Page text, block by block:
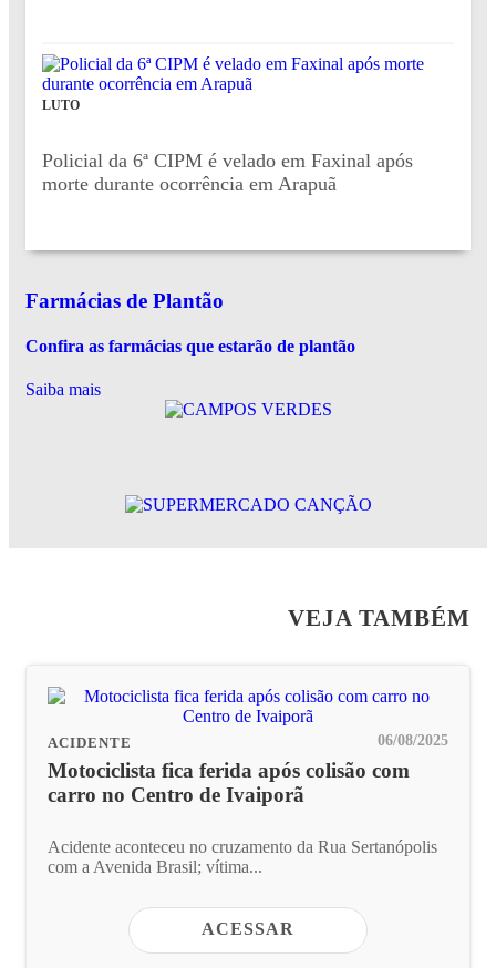
LUTO
Policial da 6ª CIPM é velado em Faxinal após
morte durante ocorrência em Arapuã
Farmácias de Plantão
Confira as farmácias que estarão de plantão
Saiba mais
VEJA TAMBÉM
ACIDENTE 06/08/2025
Motociclista fica ferida após colisão com
carro no Centro de Ivaiporã
Acidente aconteceu no cruzamento da Rua Sertanópolis
com a Avenida Brasil; vítima...
ACESSAR